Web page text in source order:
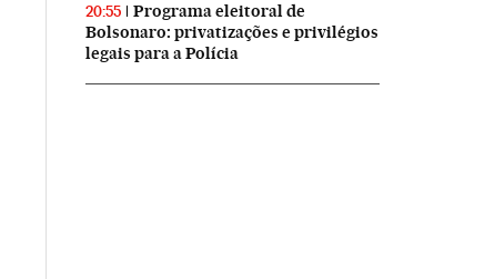
20:55
Programa eleitoral de
Bolsonaro: privatizações e privilégios
legais para a Polícia